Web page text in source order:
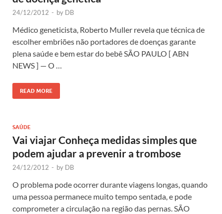
24/12/2012 - by DB
Médico geneticista, Roberto Muller revela que técnica de
escolher embriões não portadores de doenças garante
plena saúde e bem estar do bebê SÃO PAULO [ ABN
NEWS ] — O …
READ MORE
SAÚDE
Vai viajar Conheça medidas simples que
podem ajudar a prevenir a trombose
24/12/2012 - by DB
O problema pode ocorrer durante viagens longas, quando
uma pessoa permanece muito tempo sentada, e pode
comprometer a circulação na região das pernas. SÃO